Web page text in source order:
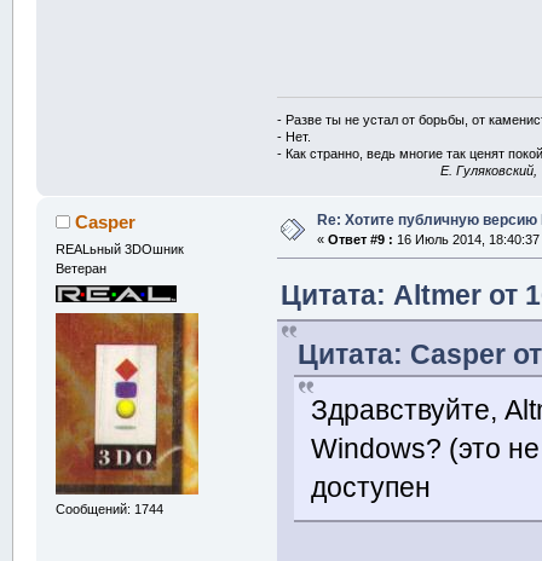
- Разве ты не устал от борьбы, от
- Нет.
- Как странно, ведь многие так ценят
E.
Casper
REALьный 3DOшник
Ветеран
Сообщений: 1744
Re: Хотите публичную версию
« Ответ #9 : 16 Июль 2014, 18:40:37
Цитата: Altmer от
Цитата: Casper
Здравствуйте,
Windows? (это
доступен